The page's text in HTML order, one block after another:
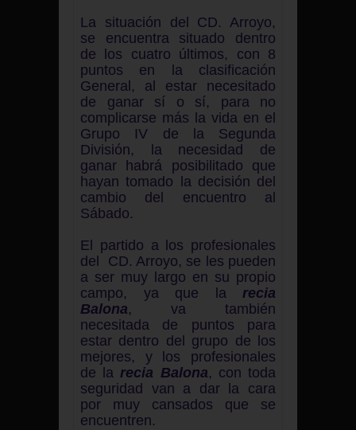
La situación del CD. Arroyo,
se encuentra situado dentro
de los cuatro últimos, con 8
puntos en la clasificación
General, al estar necesitado
de ganar sí o sí, para no
complicarse más la vida en el
Grupo IV de la Segunda
División, la necesidad de
ganar habrá posibilitado que
hayan tomado la decisión del
cambio del encuentro al
Sábado.
El partido a los profesionales
del CD. Arroyo, se les pueden
a ser muy largo en su propio
campo, ya que larecia
Balona, va también
necesitada de puntos para
estar dentro del grupo de los
mejores, y los profesionales
de larecia Balona, con toda
seguridad van a dar la cara
por muy cansados que se
encuentren.